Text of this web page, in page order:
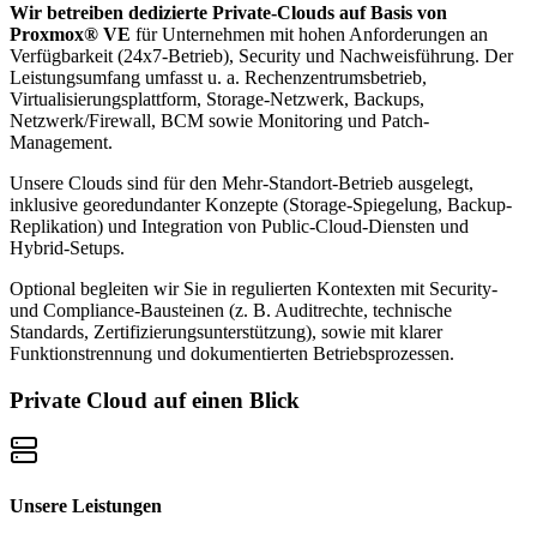
Wir betreiben dedizierte Private-Clouds auf Basis von
Proxmox® VE für Unternehmen mit hohen Anforderungen an
Verfügbarkeit (24x7-Betrieb), Security und Nachweisführung. Der
Leistungsumfang umfasst u. a. Rechenzentrumsbetrieb,
Virtualisierungsplattform, Storage-Netzwerk, Backups,
Netzwerk/Firewall, BCM sowie Monitoring und Patch-
Management.
Unsere Clouds sind für den Mehr-Standort-Betrieb ausgelegt,
inklusive georedundanter Konzepte (Storage-Spiegelung, Backup-
Replikation) und Integration von Public-Cloud-Diensten und
Hybrid-Setups.
Optional begleiten wir Sie in regulierten Kontexten mit Security-
und Compliance-Bausteinen (z. B. Auditrechte, technische
Standards, Zertifizierungsunterstützung), sowie mit klarer
Funktionstrennung und dokumentierten Betriebsprozessen.
Private Cloud auf einen Blick
Unsere Leistungen